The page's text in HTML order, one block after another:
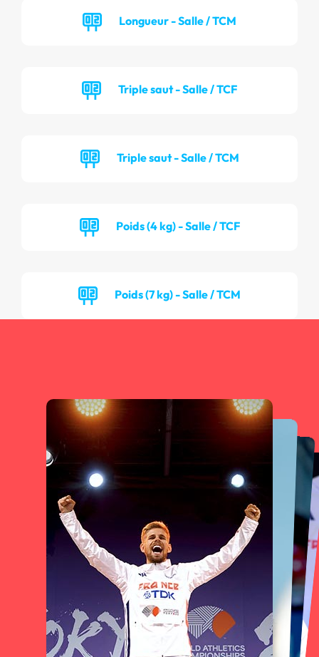
Longueur - Salle / TCM
Triple saut - Salle / TCF
Triple saut - Salle / TCM
Poids (4 kg) - Salle / TCF
Poids (7 kg) - Salle / TCM